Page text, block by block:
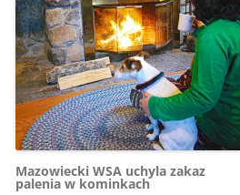
Mazowiecki WSA uchyla zakaz
palenia w kominkach